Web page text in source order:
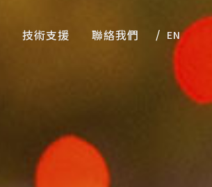
技術支援 聯絡我們 EN